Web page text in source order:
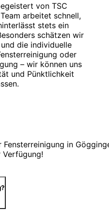
von TSC
arbeitet schnell,
stets ein
schätzen wir
die individuelle
oder
– wir können uns
und Pünktlichkeit
Fensterreinigung in